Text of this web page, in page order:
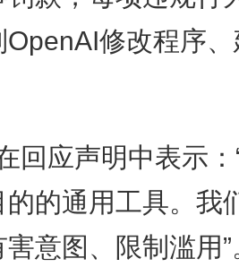
修改程序
回应声明中表示
的的通用工具。我
意图、限制滥用